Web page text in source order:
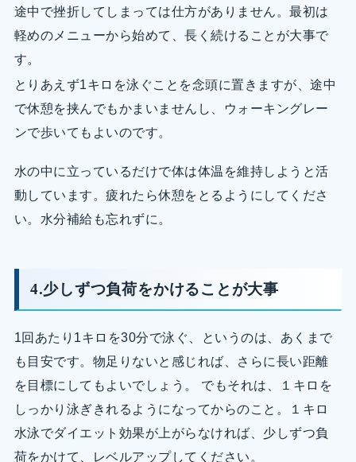
途中で挫折してしまっては仕方がありません。最初は
軽めのメニューから始めて、長く続けることが大事で
す。
とりあえず1キロを泳ぐことを念頭に置きますが、途中
で休憩を挟んでもかまいませんし、ウォーキングレー
ンで歩いてもよいのです。
水の中に立っているだけで体は体温を維持しようと活
動しています。疲れたら休憩をとるようにしてくださ
い。水分補給も忘れずに。
4.少しずつ負荷をかけることが大事
1回あたり1キロを30分で泳ぐ、というのは、あくまで
も目安です。物足りないと感じれば、さらに長い距離
を目標にしてもよいでしょう。 でもそれは、１キロを
しっかり泳ぎきれるようになってからのこと。１キロ
水泳でダイエット効果が上がらなければ、少しずつ負
荷をかけて、レベルアップしてください。